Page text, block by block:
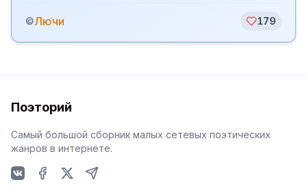
©Лючи 179
Поэторий
Самый большой сборник малых сетевых поэтических
жанров в интернете.